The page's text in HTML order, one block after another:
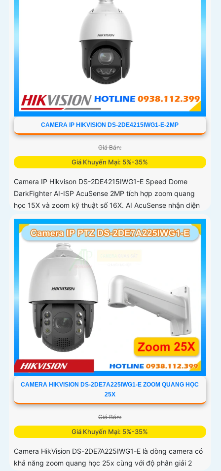
CAMERA IP HIKVISION DS-2DE4215IWG1-E-2MP
Giá Bán:
Giá Khuyến Mại: 5%-35%
Camera IP Hikvison DS-2DE4215IWG1-E Speed Dome
DarkFighter AI-ISP AcuSense 2MP tích hợp zoom quang
học 15X và zoom kỹ thuật số 16X. AI AcuSense nhận diện
người và phương tiện và cảnh báo chủ động
CAMERA HIKVISION DS-2DE7A225IWG1-E ZOOM QUANG HỌC
25X
Giá Bán:
Giá Khuyến Mại: 5%-35%
Camera HikVision DS-2DE7A225IWG1-E là dòng camera có
khả năng zoom quang học 25x cùng với độ phân giải 2